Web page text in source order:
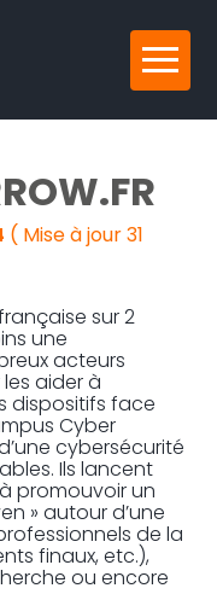
( Mise à jour 31
sur 2
une
acteurs
aider à
dispositifs face
Cyber
cybersécurité
Ils lancent
promouvoir un
» autour d’une
de la
finaux, etc.),
ou encore